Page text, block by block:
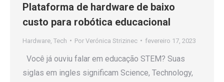
Plataforma de hardware de baixo
custo para robótica educacional
Hardware Tech Por Verónica Strizinec fevereiro 17, 2023
Você já ouviu falar em educação STEM? Suas
siglas em ingles significam Science, Technology,